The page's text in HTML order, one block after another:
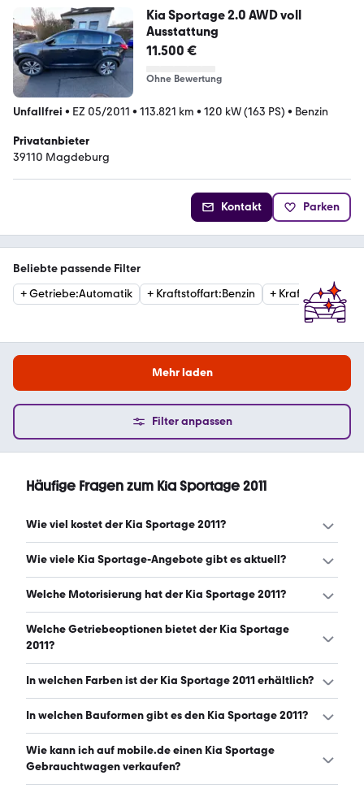
Kia Sportage 2.0 AWD voll
Ausstattung
11.500 €
Ohne Bewertung
Unfallfrei • EZ 05/2011 • 113.821 km • 120 kW (163 PS) • Benzin
Privatanbieter
39110 Magdeburg
Kontakt Parken
Beliebte passende Filter
+Getriebe:Automatik + Kraftstoffart:Benzin + Kraftstoffart
Mehr laden
Filter anpassen
Häufige Fragen zum Kia Sportage 2011
Wie viel kostet der Kia Sportage 2011?
Ein guter Preis für einen Kia Sportage 2011 liegt zwischen
Wie viele Kia Sportage-Angebote gibt es aktuell?
Es gibt insgesamt 79 Kia Sportage bei mobile.de, davon
Welche Motorisierung hat der Kia Sportage 2011?
Der Kia Sportage 2011 hat Leistungen zwischen 116 und
163 PS. (Stand: 6.8.2026)
Welche Getriebeoptionen bietet der Kia Sportage
2011?
Der Kia Sportage 2011 ist mit manuellem und
In welchen Farben ist der Kia Sportage 2011 erhältlich?
Den Kia Sportage 2011 gibt es in folgenden Farben: weiß,
Die häufigste Farbe ist weiß. (Stand: 6.8.2026)
In welchen Bauformen gibt es den Kia Sportage 2011?
Den Kia Sportage 2011 gibt es in folgenden Bauformen:
SUV. (Stand: 6.8.2026)
Wie kann ich auf mobile.de einen Kia Sportage
Gebrauchtwagen verkaufen?